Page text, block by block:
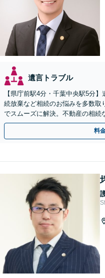
遺言トラブル
【県庁前駅4分・千葉中央駅5分
続放棄など相続のお悩みを多数取
でスムーズに解決。不動産の相続
さい。【初回面談相談30分無料】
料